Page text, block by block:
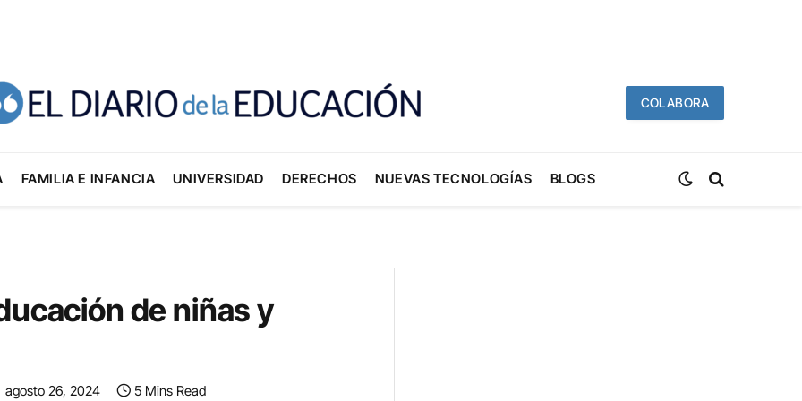
COLABORA
FAMILIA E INFANCIA UNIVERSIDAD DERECHOS NUEVAS TECNOLOGÍAS BLOGS
de niñas y
agosto 26, 2024 5 Mins Read